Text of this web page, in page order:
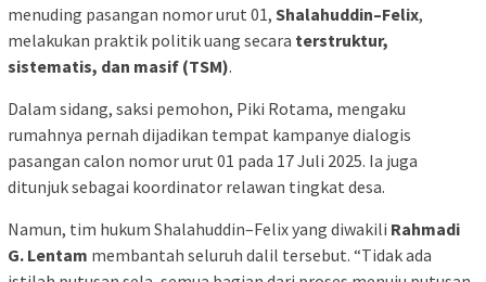
menuding pasangan nomor urut 01, Shalahuddin–Felix,
melakukan praktik politik uang secara terstruktur,
sistematis, dan masif (TSM).
Dalam sidang, saksi pemohon, Piki Rotama, mengaku
rumahnya pernah dijadikan tempat kampanye dialogis
pasangan calon nomor urut 01 pada 17 Juli 2025. Ia juga
ditunjuk sebagai koordinator relawan tingkat desa.
Namun, tim hukum Shalahuddin–Felix yang diwakili Rahmadi
G. Lentam membantah seluruh dalil tersebut. “Tidak ada